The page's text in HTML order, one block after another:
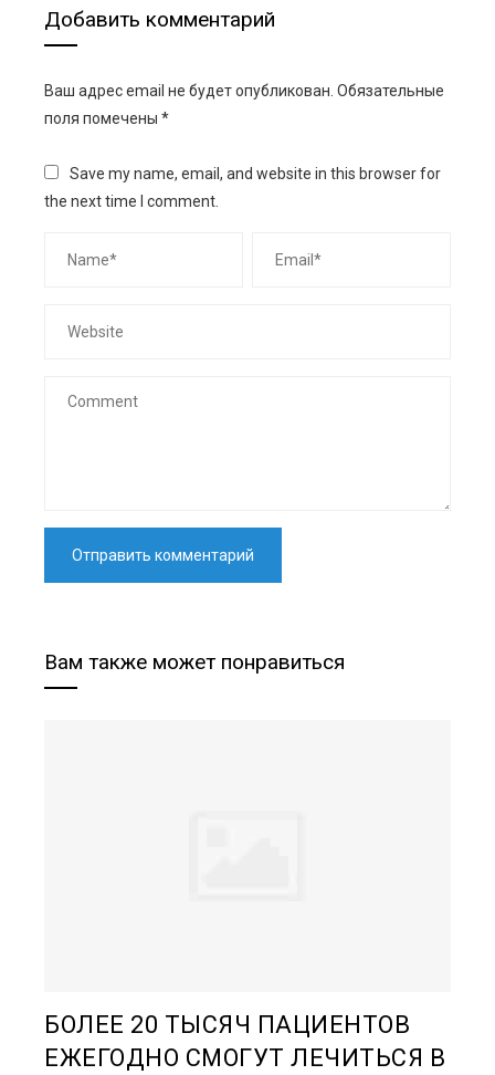
Добавить комментарий
Ваш адрес email не будет опубликован. Обязательные
поля помечены *
Save my name, email, and website in this browser for
the next time I comment.
Вам также может понравиться
БОЛЕЕ 20 ТЫСЯЧ ПАЦИЕНТОВ
ЕЖЕГОДНО СМОГУТ ЛЕЧИТЬСЯ В